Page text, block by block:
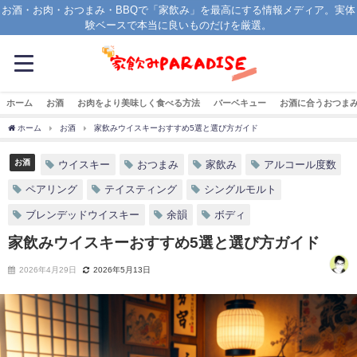
お酒・お肉・おつまみ・BBQで「家飲み」を最高にする情報メディア。実体
験ベースで本当に良いものだけを厳選。
ホーム お酒 お肉をより美味しく食べる方法 バーベキュー お酒に合うおつま
ホーム お酒 家飲みウイスキーおすすめ5選と選び方ガイド
お酒 ウイスキー おつまみ 家飲み アルコール度数
ペアリング テイスティング シングルモルト
ブレンデッドウイスキー 余韻 ボディ
家飲みウイスキーおすすめ5選と選び方ガイド
2026年4月29日 2026年5月13日